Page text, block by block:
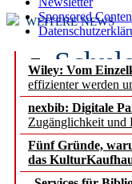
Sponsored
Wiley: Vom
effizienter werden
nexbib: Digitale
Zugänglichkeit und
Fünf Gründe,
das
WEITERE NEWS